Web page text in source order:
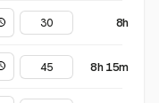
8h
8h 15m